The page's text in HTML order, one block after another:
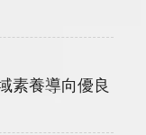
素養導向優良